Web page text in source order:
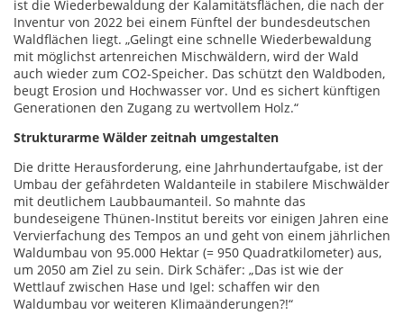
ist die Wiederbewaldung der Kalamitätsflächen, die nach der
Inventur von 2022 bei einem Fünftel der bundesdeutschen
Waldflächen liegt. „Gelingt eine schnelle Wiederbewaldung
mit möglichst artenreichen Mischwäldern, wird der Wald
auch wieder zum CO2-Speicher. Das schützt den Waldboden,
beugt Erosion und Hochwasser vor. Und es sichert künftigen
Generationen den Zugang zu wertvollem Holz.“
Strukturarme Wälder zeitnah umgestalten
Die dritte Herausforderung, eine Jahrhundertaufgabe, ist der
Umbau der gefährdeten Waldanteile in stabilere Mischwälder
mit deutlichem Laubbaumanteil. So mahnte das
bundeseigene Thünen-Institut bereits vor einigen Jahren eine
Vervierfachung des Tempos an und geht von einem jährlichen
Waldumbau von 95.000 Hektar (= 950 Quadratkilometer) aus,
um 2050 am Ziel zu sein. Dirk Schäfer: „Das ist wie der
Wettlauf zwischen Hase und Igel: schaffen wir den
Waldumbau vor weiteren Klimaänderungen?!“